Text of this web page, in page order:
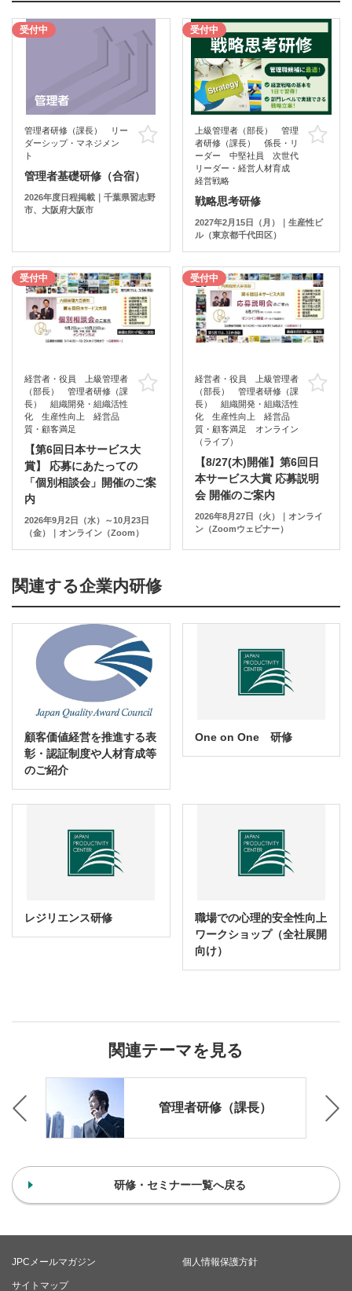
受付中
管理者研修（課長） リー
ダーシップ・マネジメン
ト
お気に入り
管理者基礎研修（合宿）
2026年度日程掲載｜千葉県習志野
市、大阪府大阪市
受付中
上級管理者（部長） 管理
者研修（課長） 係長・リ
ーダー 中堅社員 次世代
リーダー・経営人材育成
経営戦略
戦略思考研修
2027年2月15日（月）｜生産性ビ
ル（東京都千代田区）
受付中
経営者・役員 上級管理者
（部長） 管理者研修（課
長） 組織開発・組織活性
化 生産性向上 経営品
質・顧客満足
お気に入り
【第6回日本サービス大
賞】 応募にあたっての
「個別相談会」開催のご案
内
2026年9月2日（水）～10月23日
（金）｜オンライン（Zoom）
受付中
経営者・役員 上級管理者
（部長） 管理者研修（課
長） 組織開発・組織活性
化 生産性向上 経営品
質・顧客満足 オンライン
（ライブ）
【8/27(木)開催】第6回日
本サービス大賞 応募説明
会 開催のご案内
2026年8月27日（火）｜オンライ
ン（Zoomウェビナー）
関連する企業内研修
顧客価値経営を推進する表
彰・認証制度や人材育成等
のご紹介
One on One 研修
レジリエンス研修
職場での心理的安全性向上
ワークショップ（全社展開
向け）
関連テーマを見る
ネ
管理者研修（課長）
研修・セミナー一覧へ戻る
JPCメールマガジン 個人情報保護方針
サイトマップ